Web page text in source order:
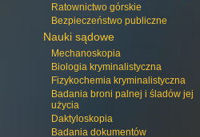
Ratownictwo górskie
Bezpieczeństwo publiczne
Nauki sądowe
Mechanoskopia
Biologia kryminalistyczna
Fizykochemia kryminalistyczna
Badania broni palnej i śladów jej
użycia
Daktyloskopia
Badania dokumentów